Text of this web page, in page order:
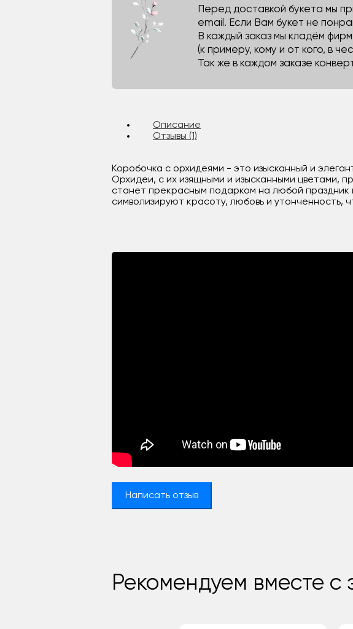
Перед доставкой букета мы
email. Если Вам букет не
В каждый заказ мы кладём
(к примеру, кому и от кого, в
Так же в каждом заказе
Описание
Отзывы (1)
Коробочка с орхидеями - это изысканный и
Орхидеи, с их изящными и изысканными цветами,
станет прекрасным подарком на любой праздник
символизируют красоту, любовь и
Написать отзыв
Рекомендуем вместе с